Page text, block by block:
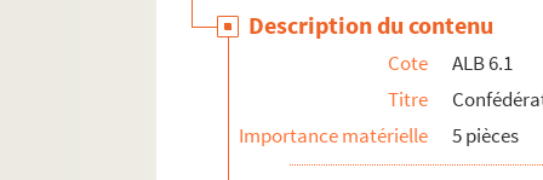
Description du contenu
Cote
ALB 6.1
Titre
Importance matérielle
5 pièces